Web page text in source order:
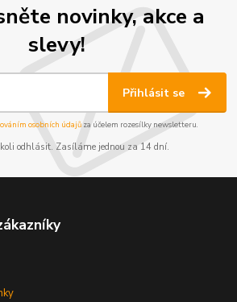
novinky, akce a
slevy!
Přihlásit se
osobních údajůza účelem rozesílky newsletteru.
odhlásit. Zasíláme jednou za 14 dní.